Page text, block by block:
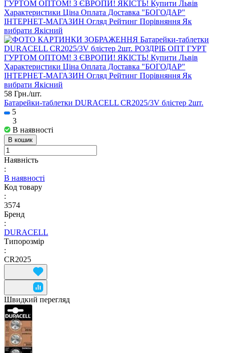
58 Грн./шт.
Батарейки-таблетки DURACELL CR2025/3V блістер 2шт.
5
3
В наявності
В кошик
Наявність
:
В наявності
Код товару
:
3574
Бренд
:
DURACELL
Типорозмір
:
CR2025
Швидкий перегляд